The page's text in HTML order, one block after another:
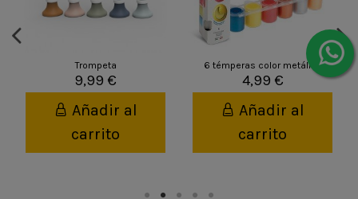
Trompeta
9,99 €
Añadir al
carrito
6 témperas color metálico
4,99 €
Añadir al
carrito